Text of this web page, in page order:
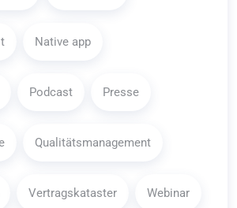
Native app
Podcast Presse
Qualitätsmanagement
Vertragskataster Webinar